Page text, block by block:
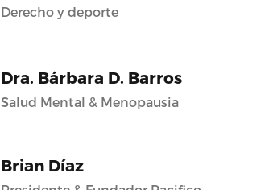
Derecho y deporte
Dra. Bárbara D. Barros
Salud Mental & Menopausia
Brian Díaz